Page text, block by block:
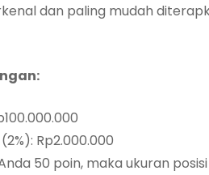
dan paling mudah
Rp2.000.000
50 poin, maka ukuran